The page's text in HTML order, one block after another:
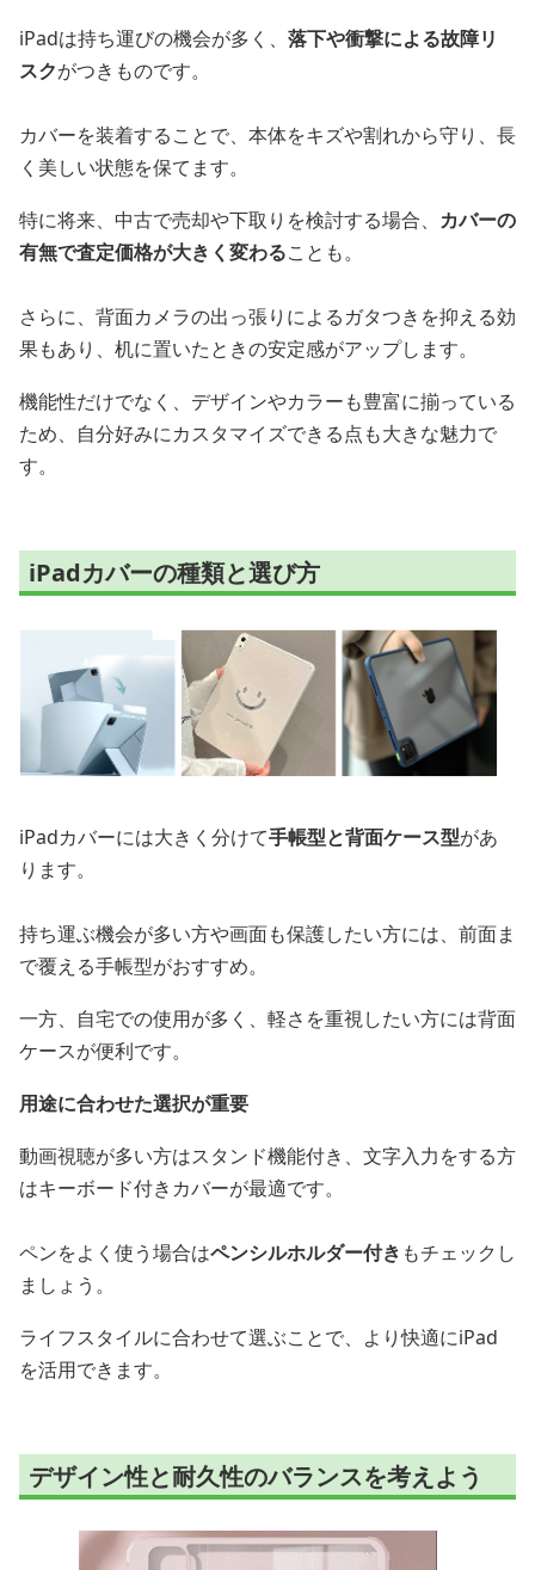
iPadは持ち運びの機会が多く、 落下や衝撃による故障リ
スクがつきものです。
カバーを装着することで、本体をキズや割れから守り、長
く美しい状態を保てます。
特に将来、中古で売却や下取りを検討する場合、 カバーの
有無で査定価格が大きく変わることも。
さらに、背面カメラの出っ張りによるガタつきを抑える効
果もあり、机に置いたときの安定感がアップします。
機能性だけでなく、デザインやカラーも豊富に揃っている
ため、自分好みにカスタマイズできる点も大きな魅力で
す。
iPadカバーの種類と選び方
iPadカバーには大きく分けて手帳型と背面ケース型があ
ります。
持ち運ぶ機会が多い方や画面も保護したい方には、前面ま
で覆える手帳型がおすすめ。
一方、自宅での使用が多く、軽さを重視したい方には背面
ケースが便利です。
用途に合わせた選択が重要
動画視聴が多い方はスタンド機能付き、文字入力をする方
はキーボード付きカバーが最適です。
ペンをよく使う場合はペンシルホルダー付き もチェックし
ましょう。
ライフスタイルに合わせて選ぶことで、より快適にiPad
を活用できます。
デザイン性と耐久性のバランスを考えよう